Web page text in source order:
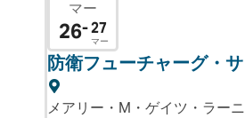
マー
26- 27
マー
防衛フューチャーグ・
メアリー・M・ゲイツ・ラー